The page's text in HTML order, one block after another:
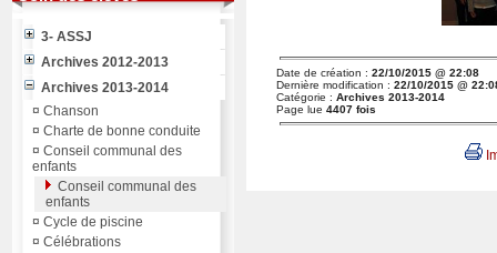
3- ASSJ
Archives 2012-2013
Archives 2013-2014
¤ Chanson
¤ Charte de bonne conduite
¤ Conseil communal des
enfants
Conseil communal des
enfants
¤ Cycle de piscine
¤ Célébrations
Date de création : 22/10/2015 @ 22:08
Dernière modification : 22/10/2015 @
Catégorie : Archives 2013-2014
Page lue 4407 fois